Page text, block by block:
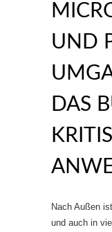
UND
DAS
Nach Außen
und auch in